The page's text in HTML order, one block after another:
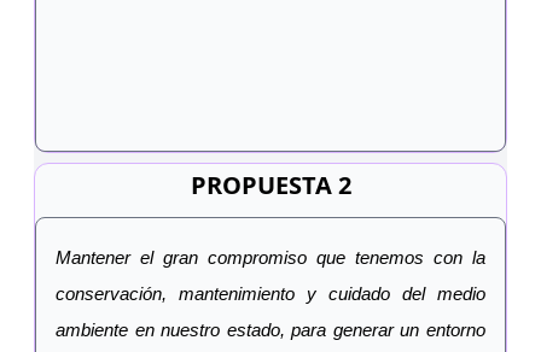
PROPUESTA 2
Mantener el gran compromiso que tenemos con la
conservación, mantenimiento y cuidado del medio
ambiente en nuestro estado, para generar un entorno